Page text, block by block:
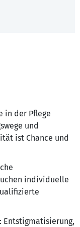
in der Pflege
und
ist Chance und
individuelle
: Entstigmatisierung,